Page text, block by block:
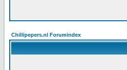
Chillipepers.nl Forumindex